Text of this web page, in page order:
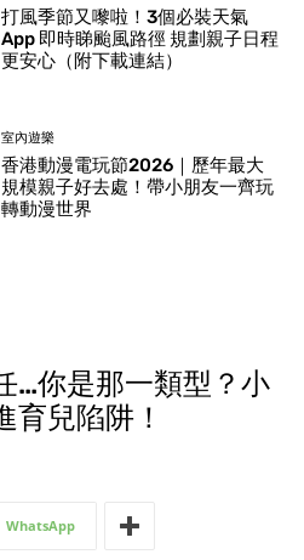
打風季節又嚟啦！3個必裝天氣
App 即時睇颱風路徑 規劃親子日程
更安心（附下載連結）
室內遊樂
香港動漫電玩節2026｜歷年最大
規模親子好去處！帶小朋友一齊玩
轉動漫世界